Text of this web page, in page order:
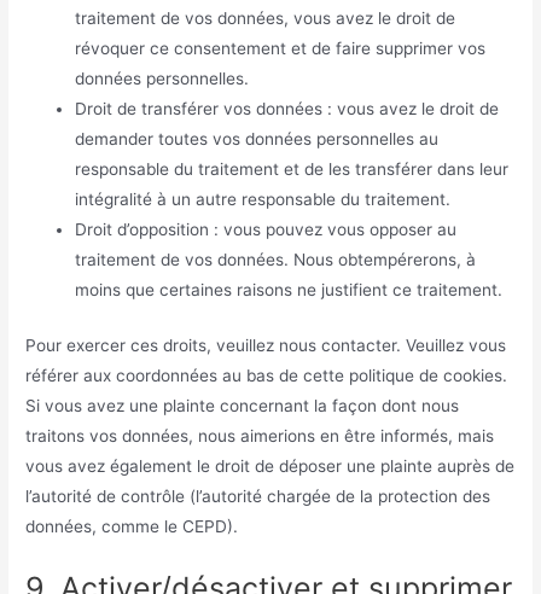
traitement de vos données, vous avez le droit de
révoquer ce consentement et de faire supprimer vos
données personnelles.
Droit de transférer vos données : vous avez le droit de
demander toutes vos données personnelles au
responsable du traitement et de les transférer dans leur
intégralité à un autre responsable du traitement.
Droit d’opposition : vous pouvez vous opposer au
traitement de vos données. Nous obtempérerons, à
moins que certaines raisons ne justifient ce traitement.
Pour exercer ces droits, veuillez nous contacter. Veuillez vous
référer aux coordonnées au bas de cette politique de cookies.
Si vous avez une plainte concernant la façon dont nous
traitons vos données, nous aimerions en être informés, mais
vous avez également le droit de déposer une plainte auprès de
l’autorité de contrôle (l’autorité chargée de la protection des
données, comme le CEPD).